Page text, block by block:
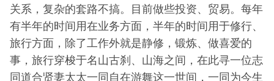
关系，复杂的套路不搞。目前做些投资、贸易。每年
有半年的时间用在业务方面，半年的时间用于修行、
旅行方面，除了工作外就是静修，锻炼、做喜爱的
事，旅行穿梭于名山古刹、山海之间，在此寻一位志
同道合贤妻太太一同自在游舞这一世间，一同为今生